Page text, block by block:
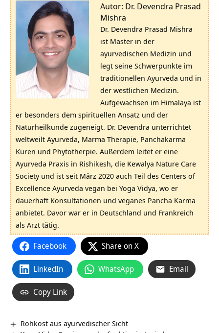
Autor: Dr. Devendra Prasad
Mishra
Dr. Devendra Prasad Mishra
ist Master in der
ayurvedischen Medizin und
legt seine Schwerpunkte im
traditionellen Ayurveda und in
der westlichen Medizin.
Aufgewachsen im Himalaya ist
er besonders dem spirituellen Ansatz und der
Naturheilkunde zugeneigt. Dr. Devendra unterrichtet
weltweilt Ayurveda, Marma Therapie, Panchakarma
Kuren und Phytotherpie. Außerdem leitet er eine
Ayurveda Praxis in Rishikesh, die Kewalya Nature Care
Society und ist seit März 2020 auch Teil des Centers of
Excellence Ayurveda vegan bei Yoga Vidya, wo er
dauerhaft Konsultationen und veganes Pancha Karma
anbietet. Davor war er in Deutschland und Frankreich
als Arzt tätig.
Facebook Share on X
LinkedIn WhatsApp Email
Copy Link
Rohkost aus ayurvedischer Sicht